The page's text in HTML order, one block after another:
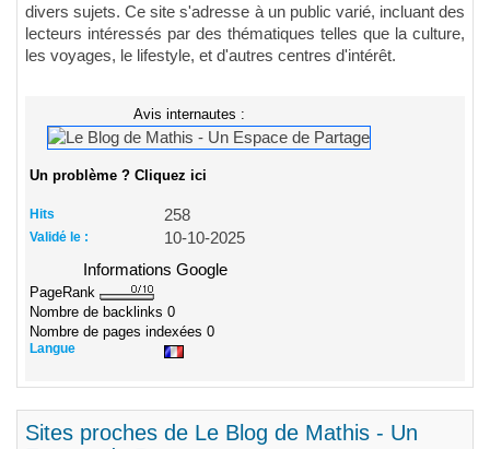
divers sujets. Ce site s'adresse à un public varié, incluant des
lecteurs intéressés par des thématiques telles que la culture,
les voyages, le lifestyle, et d'autres centres d'intérêt.
Avis internautes :
Un problème ? Cliquez ici
Hits 258
Validé le :
10-10-2025
Informations Google
PageRank
Nombre de backlinks 0
Nombre de pages indexées 0
Langue
Sites proches de Le Blog de Mathis - Un